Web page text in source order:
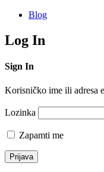
Blog
Log In
Sign In
Korisničko ime ili adresa
Lozinka
Zapamti me